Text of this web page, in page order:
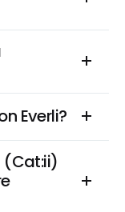
Everli?
(Cat:ii)